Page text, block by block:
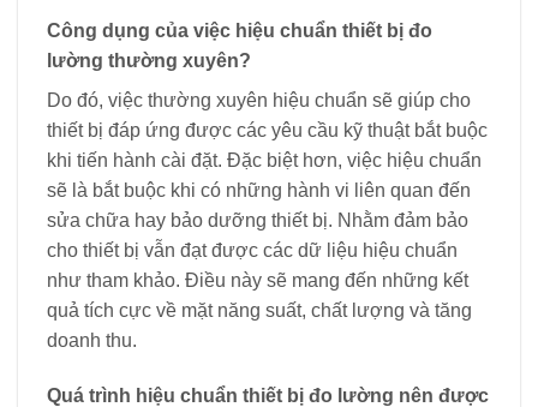
Công dụng của việc hiệu chuẩn thiết bị đo
lường thường xuyên?
Do đó, việc thường xuyên hiệu chuẩn sẽ giúp cho
thiết bị đáp ứng được các yêu cầu kỹ thuật bắt buộc
khi tiến hành cài đặt. Đặc biệt hơn, việc hiệu chuẩn
sẽ là bắt buộc khi có những hành vi liên quan đến
sửa chữa hay bảo dưỡng thiết bị. Nhằm đảm bảo
cho thiết bị vẫn đạt được các dữ liệu hiệu chuẩn
như tham khảo. Điều này sẽ mang đến những kết
quả tích cực về mặt năng suất, chất lượng và tăng
doanh thu.
Quá trình hiệu chuẩn thiết bị đo lường nên được